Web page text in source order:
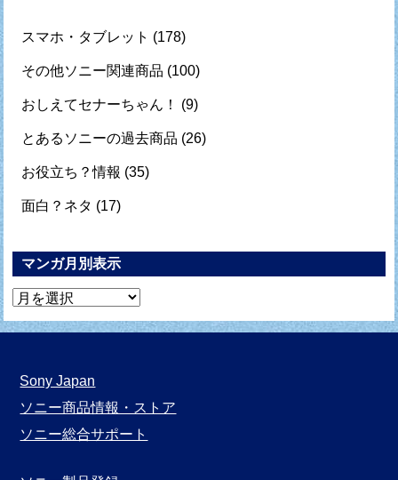
スマホ・タブレット (178)
その他ソニー関連商品 (100)
おしえてセナーちゃん！ (9)
とあるソニーの過去商品 (26)
お役立ち？情報 (35)
面白？ネタ (17)
マンガ月別表示
マ
ン
月
別
表
Sony Japan
ソニー商品情報・ストア
ソニー総合サポート